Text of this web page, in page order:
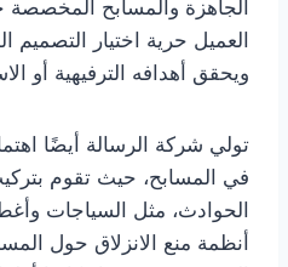
الجاهزة والمسابح
العميل حرية اختيار
ويحقق أهدافه الترفيهية أو
تولي شركة الرسالة أيضًا
في المسابح، حيث تقوم
الحوادث، مثل السياجات
أنظمة منع الانزلاق حول